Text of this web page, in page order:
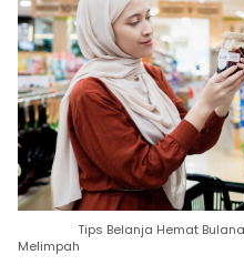
Tips Belanja Hemat Bulanan
Melimpah